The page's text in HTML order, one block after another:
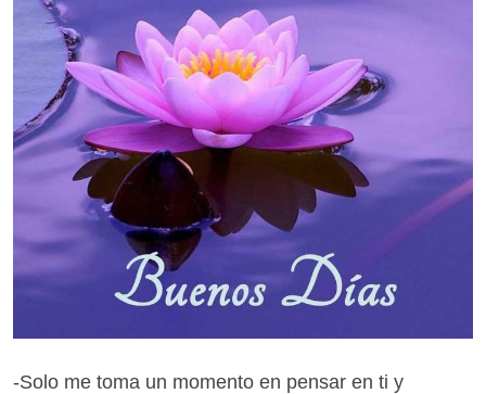
-Solo me toma un momento en pensar en ti y